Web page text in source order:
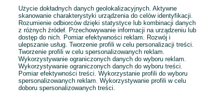
E-mail
Hasło
Użycie dokładnych danych geolokalizacyjnych. Aktywne
skanowanie charakterystyki urządzenia do celów identyfikacji.
Rozumienie odbiorców dzięki statystyce lub kombinacji danych
z różnych źródeł. Przechowywanie informacji na urządzeniu lub
dostęp do nich. Pomiar efektywności reklam. Rozwój i
ulepszanie usług. Tworzenie profili w celu personalizacji treści.
Tworzenie profili w celu spersonalizowanych reklam.
Wykorzystywanie ograniczonych danych do wyboru reklam.
Wykorzystywanie ograniczonych danych do wyboru treści.
Pomiar efektywności treści. Wykorzystanie profili do wyboru
spersonalizowanych reklam. Wykorzystywanie profili w celu
doboru spersonalizowanych treści.